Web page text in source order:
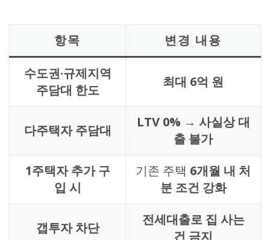
항목 변경 내용
수도권·규제지역
주담대 한도
최대 6억 원
다주택자 주담대
LTV 0% → 사실상 대
출 불가
1주택자 추가 구
입 시
기존 주택 6개월 내 처
분 조건 강화
갭투자 차단
전세대출로 집 사는
건 금지